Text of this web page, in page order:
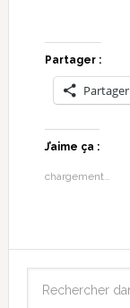
Partager :
Partager
J’aime ça :
chargement…